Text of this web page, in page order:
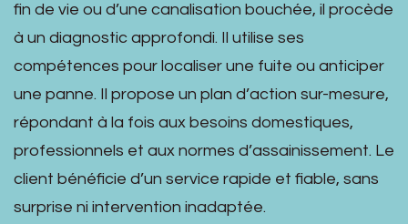
fin de vie ou d’une canalisation bouchée, il procède
à un diagnostic approfondi. Il utilise ses
compétences pour localiser une fuite ou anticiper
une panne. Il propose un plan d’action sur-mesure,
répondant à la fois aux besoins domestiques,
professionnels et aux normes d’assainissement. Le
client bénéficie d’un service rapide et fiable, sans
surprise ni intervention inadaptée.